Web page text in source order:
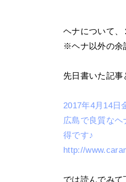
ヘナについて、
※ヘナ以外の余
先日書いた記事
2017年4月14日
広島で良質な
得です♪
http://
では読んでみて